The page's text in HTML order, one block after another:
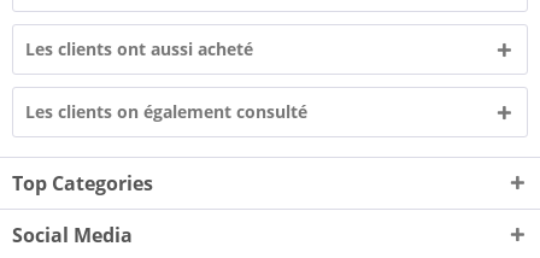
Les clients ont aussi acheté
Les clients on également consulté
Top Categories
Social Media